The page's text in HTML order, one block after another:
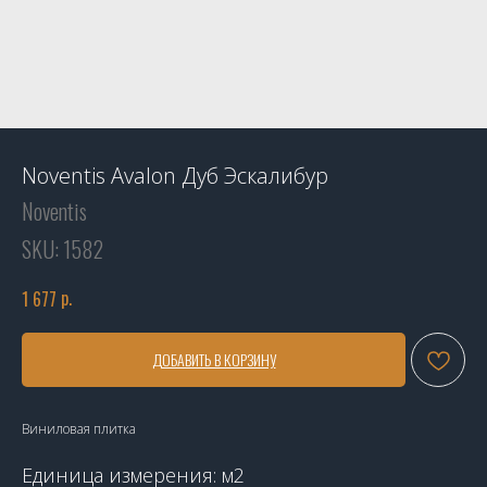
Noventis Avalon Дуб Эскалибур
Noventis
SKU: 1582
1 677 р.
ДОБАВИТЬ В КОРЗИНУ
Виниловая плитка
Единица измерения: м2